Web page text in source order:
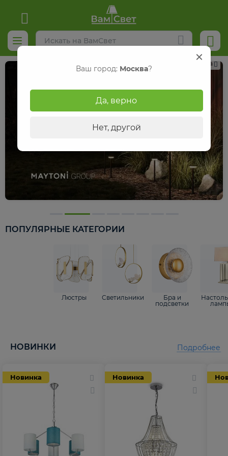
Реклама
ПОПУЛЯРНЫЕ КАТЕГОРИИ
Люстры Светильники
Бра и
подсветки
НОВИНКИ
Новинка Новинка
Подробнее
Ваш город: Москва?
Да, верно
Нет, другой